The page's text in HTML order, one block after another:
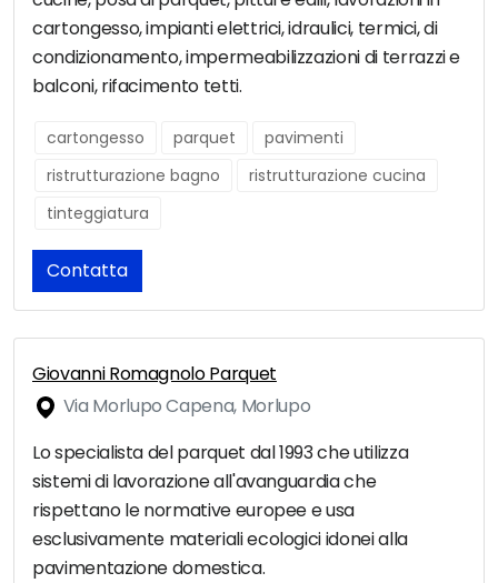
cartongesso, impianti elettrici, idraulici, termici, di
condizionamento, impermeabilizzazioni di terrazzi e
balconi, rifacimento tetti.
cartongesso parquet
pavimenti
ristrutturazione bagno
ristrutturazione cucina
tinteggiatura
Contatta
Giovanni Romagnolo Parquet
Via Morlupo Capena, Morlupo
Lo specialista del parquet dal 1993 che utilizza
sistemi di lavorazione all'avanguardia che
rispettano le normative europee e usa
esclusivamente materiali ecologici idonei alla
pavimentazione domestica.